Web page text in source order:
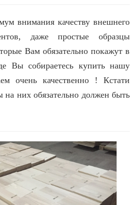
внимания качеству внешнего
даже простые образцы
Вам обязательно покажут в
Вы собираетесь купить нашу
очень качественно ! Кстати
на них обязательно должен быть